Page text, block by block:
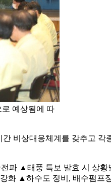
로 예상됨에 따
비상대응체계를 갖추고
파 ▲태풍 특보 발효 시 상
화 ▲하수도 정비, 배수펌